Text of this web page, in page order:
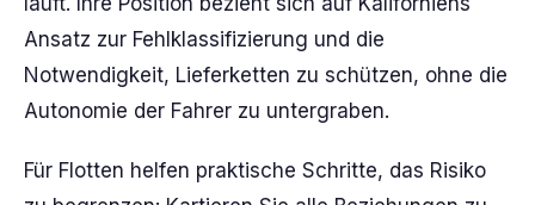
Ansatz zur Fehlklassifizierung und die
Notwendigkeit, Lieferketten zu schützen, ohne die
Autonomie der Fahrer zu untergraben.
Für Flotten helfen praktische Schritte, das Risiko